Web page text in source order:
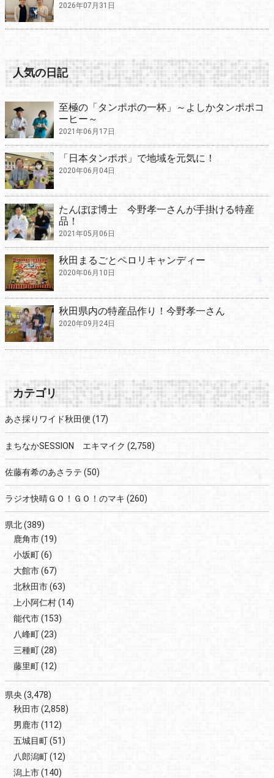
2026年07月31日
人気の日記
至極の「タンポポの一杯」～よしかタンポポコ
ーヒー～
2021年06月17日
「日本タンポポ」で地域を元気に！
2020年06月04日
たんぽぽ博士 今野孝一さんが手掛ける特産
品！
2021年05月06日
秋田まるごとペロリキャンディー
2020年06月10日
秋田県内の特産品作り！今野孝一さん
2020年09月24日
カテゴリ
あさ採りワイド秋田便 (17)
まちなかSESSION エキマイク (2,758)
佐藤有希のあさラテ (50)
ラジオ快晴ＧＯ！ＧＯ！のマキ (260)
県北(389)
鹿角市(19)
小坂町(6)
大館市(67)
北秋田市(63)
上小阿仁村(14)
能代市(153)
八峰町(23)
三種町(28)
藤里町(12)
県央 (3,478)
秋田市(2,858)
男鹿市(112)
五城目町(51)
八郎潟町(12)
潟上市(140)